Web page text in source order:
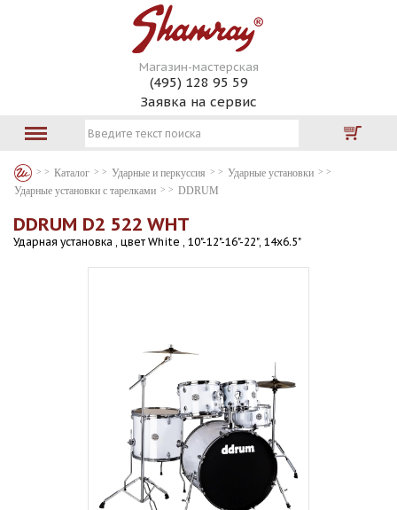
Магазин-мастерская
(495) 128 95 59
Заявка на сервис
Каталог Ударные и перкуссия
Ударные установки
Ударные установки с тарелками
DDRUM
DDRUM D2 522 WHT
Ударная установка , цвет White , 10"-12"-16"-22", 14х6.5"